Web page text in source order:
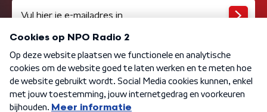
Algemene voorwaarden